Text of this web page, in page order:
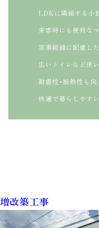
LDKに隣接する小
来客時にも便利な
家事動線に配慮し
広いトイレなど使
耐震性･断熱性も向
快適で暮らしやす
増改築工事